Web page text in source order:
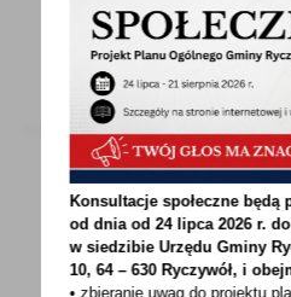
21 - 10 - 2022
WAŻNA INFORMACJA
PRZEZ MIESZKAŃCÓW
Konsultacje społeczne będą
od dnia od 24 lipca 2026 r.
w siedzibie Urzędu Gminy
10, 64 – 630 Ryczywół, i
• zbieranie uwag do projektu